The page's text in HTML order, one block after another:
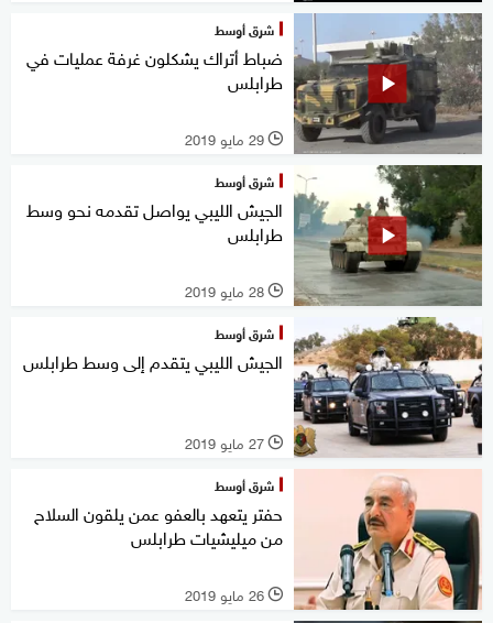
شرق أوسط
ضباط أتراك يشكلون غرفة عمليات في
طرابلس
l 29 مايو 2019
شرق أوسط
الجيش الليبي يواصل تقدمه نحو وسط
طرابلس
l 28 مايو 2019
شرق أوسط
الجيش الليبي يتقدم إلى وسط طرابلس
l 27 مايو 2019
شرق أوسط
حفتر يتعهد بالعفو عمن يلقون السلاح
من ميليشيات طرابلس
l 26 مايو 2019